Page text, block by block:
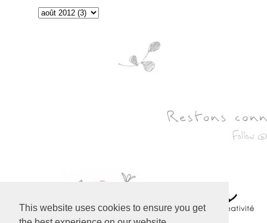
This website uses cookies to ensure you get